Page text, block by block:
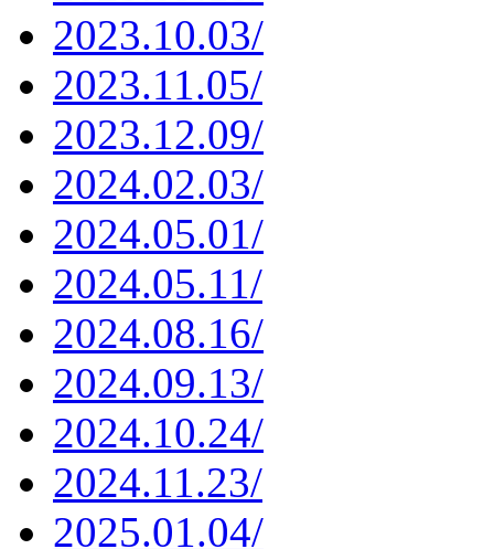
2023.10.03/
2023.11.05/
2023.12.09/
2024.02.03/
2024.05.01/
2024.05.11/
2024.08.16/
2024.09.13/
2024.10.24/
2024.11.23/
2025.01.04/